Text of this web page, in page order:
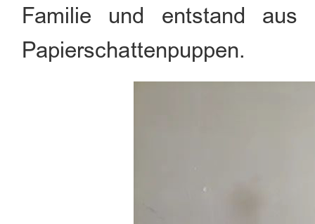
Familie und entstand aus
Papierschattenpuppen.